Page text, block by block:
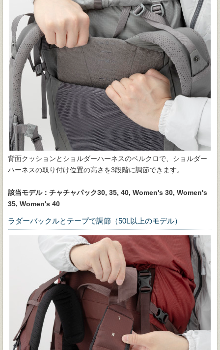
背面クッションとショルダーハーネスのベルクロで、ショルダー
ハーネスの取り付け位置の高さを3段階に調節できます。
該当モデル：チャチャパック30, 35, 40, Women's 30, Women's
35, Women's 40
ラダーバックルとテープで調節（50L以上のモデル）